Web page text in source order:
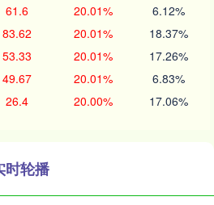
61.6 20.01% 6.12%
83.62 20.01% 18.37%
53.33 20.01% 17.26%
49.67 20.01% 6.83%
26.4 20.00% 17.06%
时轮播